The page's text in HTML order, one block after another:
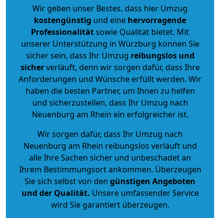
Wir geben unser Bestes, dass hier Umzug
kostengünstig und eine hervorragende
Professionalitätsowie Qualität bietet. Mit
unserer Unterstützung in Würzburg können Sie
sicher sein, dass Ihr Umzug reibungslos und
sicherverläuft, denn wir sorgen dafür, dass Ihre
Anforderungen und Wünsche erfüllt werden. Wir
haben die besten Partner, um Ihnen zu helfen
und sicherzustellen, dass Ihr Umzug nach
Neuenburg am Rhein ein erfolgreicher ist.
Wir sorgen dafür, dass Ihr Umzug nach
Neuenburg am Rhein reibungslos verläuft und
alle Ihre Sachen sicher und unbeschadet an
Ihrem Bestimmungsort ankommen. Überzeugen
Sie sich selbst von den günstigen Angeboten
und der Qualität. Unsere umfassender Service
wird Sie garantiert überzeugen.